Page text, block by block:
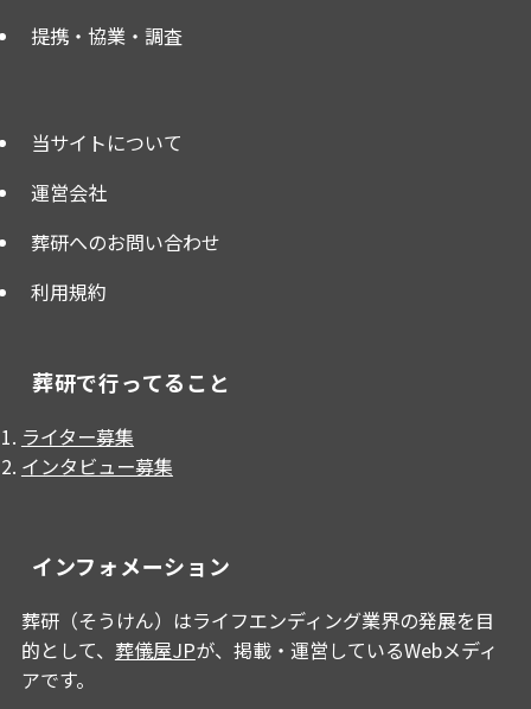
提携・協業・調査
当サイトについて
運営会社
葬研へのお問い合わせ
利用規約
葬研で行ってること
ライター募集
インタビュー募集
インフォメーション
葬研（そうけん）はライフエンディング業界の発展を目
的として、 葬儀屋JPが、掲載・運営しているWebメディ
アです。